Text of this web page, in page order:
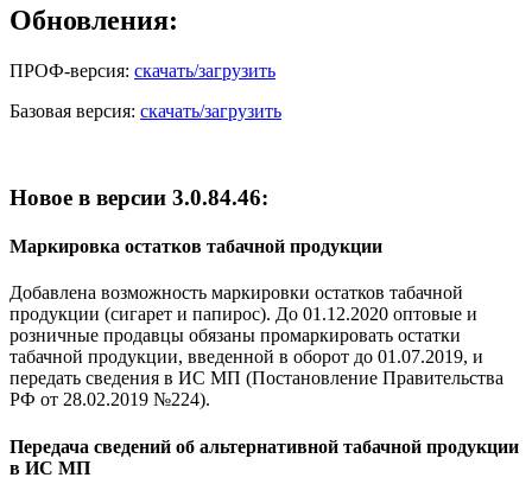
Обновления:
ПРОФ-версия: скачать/загрузить
Базовая версия: скачать/загрузить
Новое в версии 3.0.84.46:
Маркировка остатков табачной продукции
Добавлена возможность маркировки остатков табачной
продукции (сигарет и папирос). До 01.12.2020 оптовые и
розничные продавцы обязаны промаркировать остатки
табачной продукции, введенной в оборот до 01.07.2019, и
передать сведения в ИС МП (Постановление Правительства
РФ от 28.02.2019 №224).
Передача сведений об альтернативной табачной продукции
в ИС МП